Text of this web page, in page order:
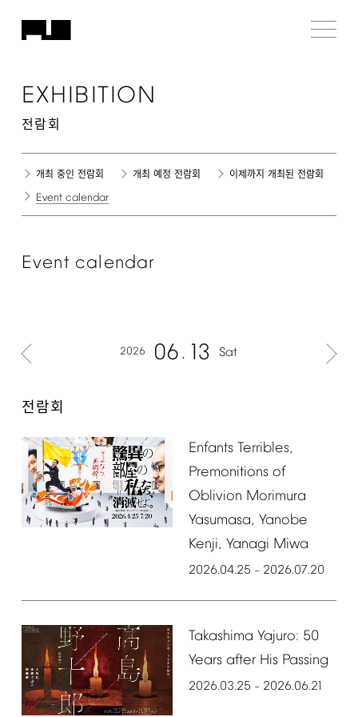
EXHIBITION
전람회
개최 중인 전람회 개최 예정 전람회 이제까지 개최된 전람회
Event calendar
Event calendar
2026 06 13 Sat
전람회
Enfants Terribles,
Premonitions of
Oblivion Morimura
Yasumasa, Yanobe
Kenji, Yanagi Miwa
2026.04.25 – 2026.07.20
Takashima Yajuro: 50
Years after His Passing
2026.03.25 – 2026.06.21